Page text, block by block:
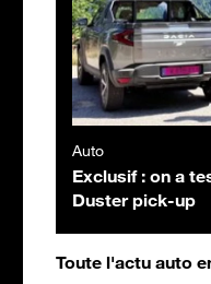
Auto
Exclusif : on a
Duster pick-up
Toute l'actu auto